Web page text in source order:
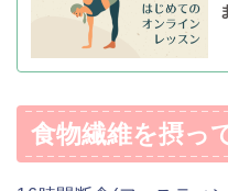
食物繊維を摂っ